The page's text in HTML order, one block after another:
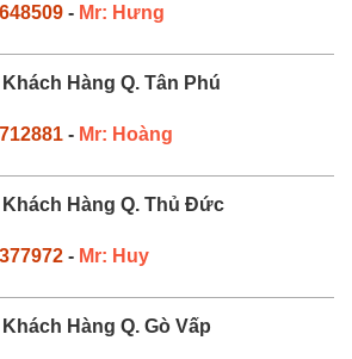
- Mr: Hưng
Khách Hàng Q. Tân Phú
- Mr: Hoàng
Khách Hàng Q. Thủ Đức
- Mr: Huy
Hàng Q. Gò Vấp